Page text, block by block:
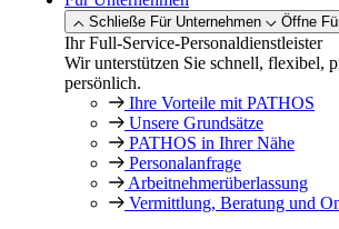
Schließe Für Unternehmen Öffne
Ihr Full-Service-Personaldienstleister
Wir unterstützen Sie schnell, flexibel,
persönlich.
Ihre Vorteile mit PATHOS
Unsere Grundsätze
PATHOS in Ihrer Nähe
Personalanfrage
Arbeitnehmer­überlassung
Vermittlung, Beratung und